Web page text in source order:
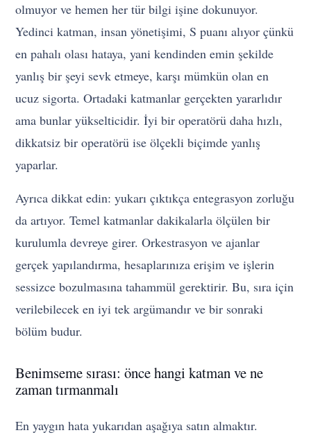
olmuyor ve hemen her tür bilgi işine dokunuyor.
Yedinci katman, insan yönetişimi, S puanı alıyor çünkü
en pahalı olası hataya, yani kendinden emin şekilde
yanlış bir şeyi sevk etmeye, karşı mümkün olan en
ucuz sigorta. Ortadaki katmanlar gerçekten yararlıdır
ama bunlar yükselticidir. İyi bir operatörü daha hızlı,
dikkatsiz bir operatörü ise ölçekli biçimde yanlış
yaparlar.
Ayrıca dikkat edin: yukarı çıktıkça entegrasyon zorluğu
da artıyor. Temel katmanlar dakikalarla ölçülen bir
kurulumla devreye girer. Orkestrasyon ve ajanlar
gerçek yapılandırma, hesaplarınıza erişim ve işlerin
sessizce bozulmasına tahammül gerektirir. Bu, sıra için
verilebilecek en iyi tek argümandır ve bir sonraki
bölüm budur.
Benimseme sırası: önce hangi katman ve ne
zaman tırmanmalı
En yaygın hata yukarıdan aşağıya satın almaktır.